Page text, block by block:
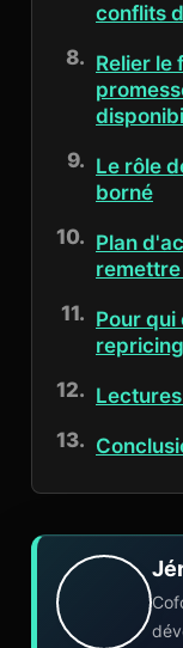
conflits
Relier le
Le rôle
borné
Plan
Pour
repricing